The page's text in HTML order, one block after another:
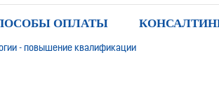
ОПЛАТЫ
- повышение квалификации